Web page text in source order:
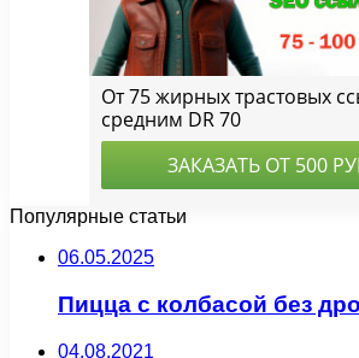
Популярные статьи
06.05.2025
Пицца с колбасой без
04.08.2021